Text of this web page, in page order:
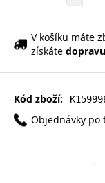
V košíku máte
získáte
Kód zboží:
Objednávky po